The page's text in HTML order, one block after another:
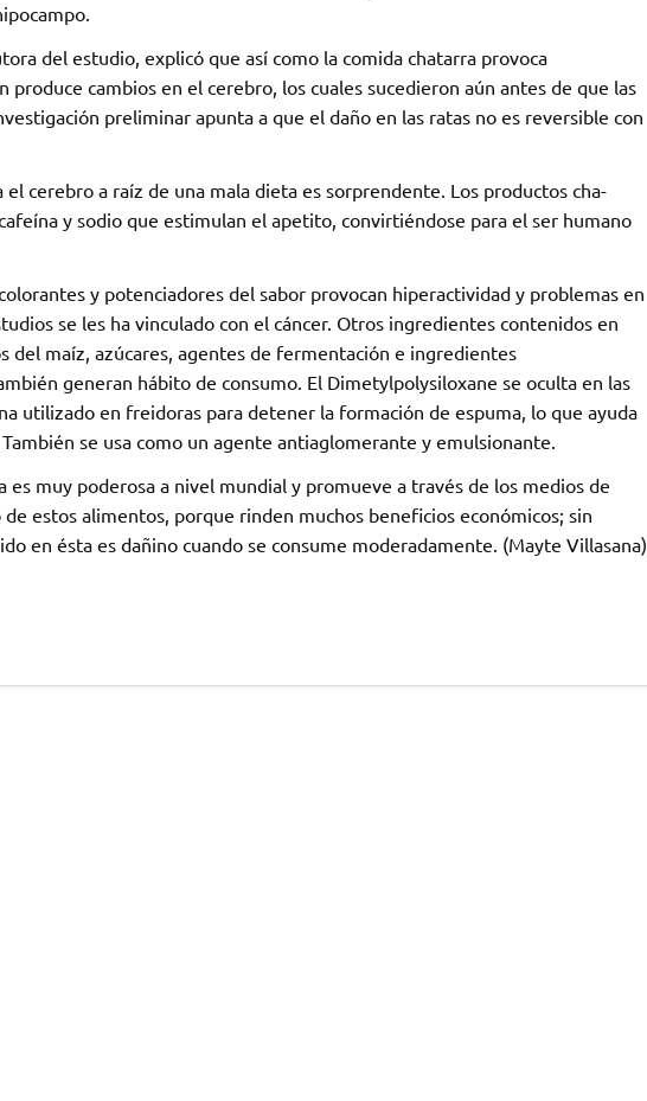
del estudio, explicó que así como la comida chatarra provoca
cambios en el cerebro, los cuales sucedieron aún antes de que las
preliminar apunta a que el daño en las ratas no es reversible con
el cerebro a raíz de una mala dieta es sorprendente. Los productos cha-
y sodio que estimulan el apetito, convirtiéndose para el ser humano
y potenciadores del sabor provocan hiperactividad y problemas en
se les ha vinculado con el cáncer. Otros ingredientes contenidos en
del maíz, azúcares, agentes de fermentación e ingredientes
generan hábito de consumo. El Dimetylpolysiloxane se oculta en las
utilizado en freidoras para detener la formación de espuma, lo que ayuda
se usa como un agente antiaglomerante y emulsionante.
es muy poderosa a nivel mundial y promueve a través de los medios de
estos alimentos, porque rinden muchos beneficios económicos; sin
en ésta es dañino cuando se consume moderadamente. (Mayte Villasana)